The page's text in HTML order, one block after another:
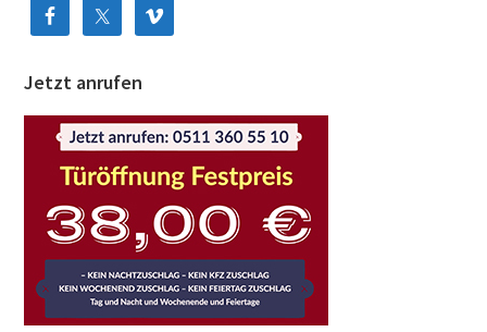
Jetzt anrufen